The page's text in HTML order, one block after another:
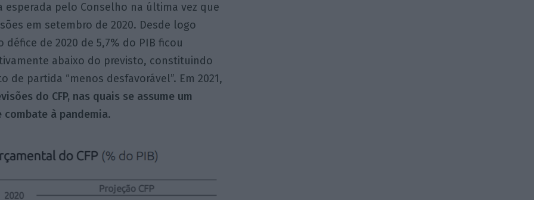
esperada pelo Conselho na última vez que
em setembro de 2020. Desde logo
défice de 2020 de 5,7% do PIB ficou
abaixo do previsto, constituindo
de partida “menos desfavorável”. Em 2021,
do CFP, nas quais se assume um
combate à pandemia.